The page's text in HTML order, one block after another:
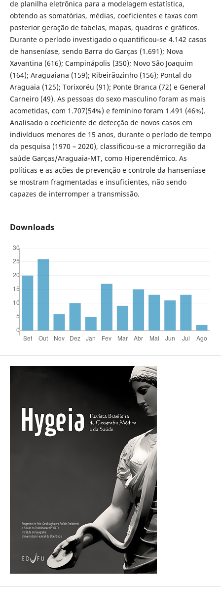
de planilha eletrônica para a modelagem estatística,
obtendo as somatórias, médias, coeficientes e taxas com
posterior geração de tabelas, mapas, quadros e gráficos.
Durante o período investigado o quantificou-se 4.142 casos
de hanseníase, sendo Barra do Garças (1.691); Nova
Xavantina (616); Campinápolis (350); Novo São Joaquim
(164); Araguaiana (159); Ribeirãozinho (156); Pontal do
Araguaia (125); Torixoréu (91); Ponte Branca (72) e General
Carneiro (49). As pessoas do sexo masculino foram as mais
acometidas, com 1.707(54%) e feminino foram 1.491 (46%).
Analisado o coeficiente de detecção de novos casos em
indivíduos menores de 15 anos, durante o período de tempo
da pesquisa (1970 – 2020), classificou-se a microrregião da
saúde Garças/Araguaia-MT, como Hiperendêmico. As
políticas e as ações de prevenção e controle da hanseníase
se mostram fragmentadas e insuficientes, não sendo
capazes de interromper a transmissão.
Downloads